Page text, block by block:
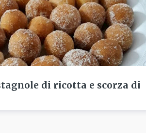
di ricotta e scorza di